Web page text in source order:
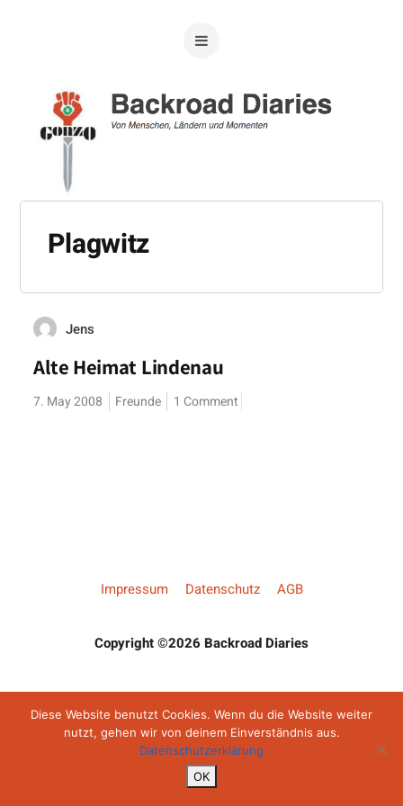
Plagwitz
Jens
Alte Heimat Lindenau
7. May 2008 Freunde 1 Comment
Impressum Datenschutz AGB
Copyright ©2026 Backroad Diaries
Diese Website benutzt Cookies. Wenn du die Website weiter
nutzt, gehen wir von deinem Einverständnis aus.
Datenschutzerklärung
OK